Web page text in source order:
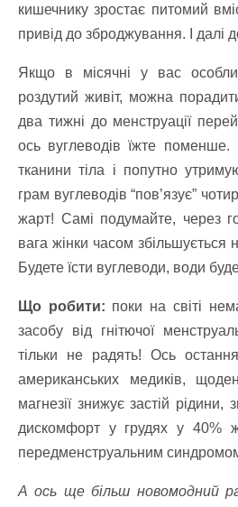
кишечнику зростає питомий
привід до зброджування. І далі
Якщо в місячні у вас
роздутий живіт, можна
два тижні до менструації
ось вуглеводів їжте поменше.
тканини тіла і попутно
грам вуглеводів “пов’язує”
жарт! Самі подумайте, через
вага жінки часом збільшується
Будете їсти вуглеводи, води
Що робити: поки на світі
засобу від гнітючої
тільки не радять! Ось
американських медиків,
магнезії знижує застій рідини,
дискомфорт у грудях у 40%
передменструальним
А ось ще більш новомодний